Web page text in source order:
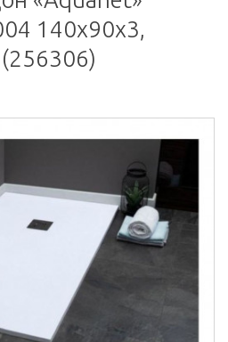
140х90х3,